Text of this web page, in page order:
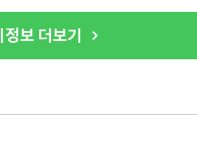
보 더보기